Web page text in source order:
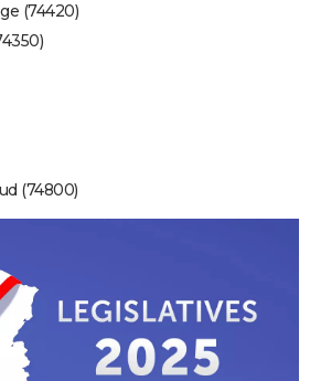
(74420)
(74800)